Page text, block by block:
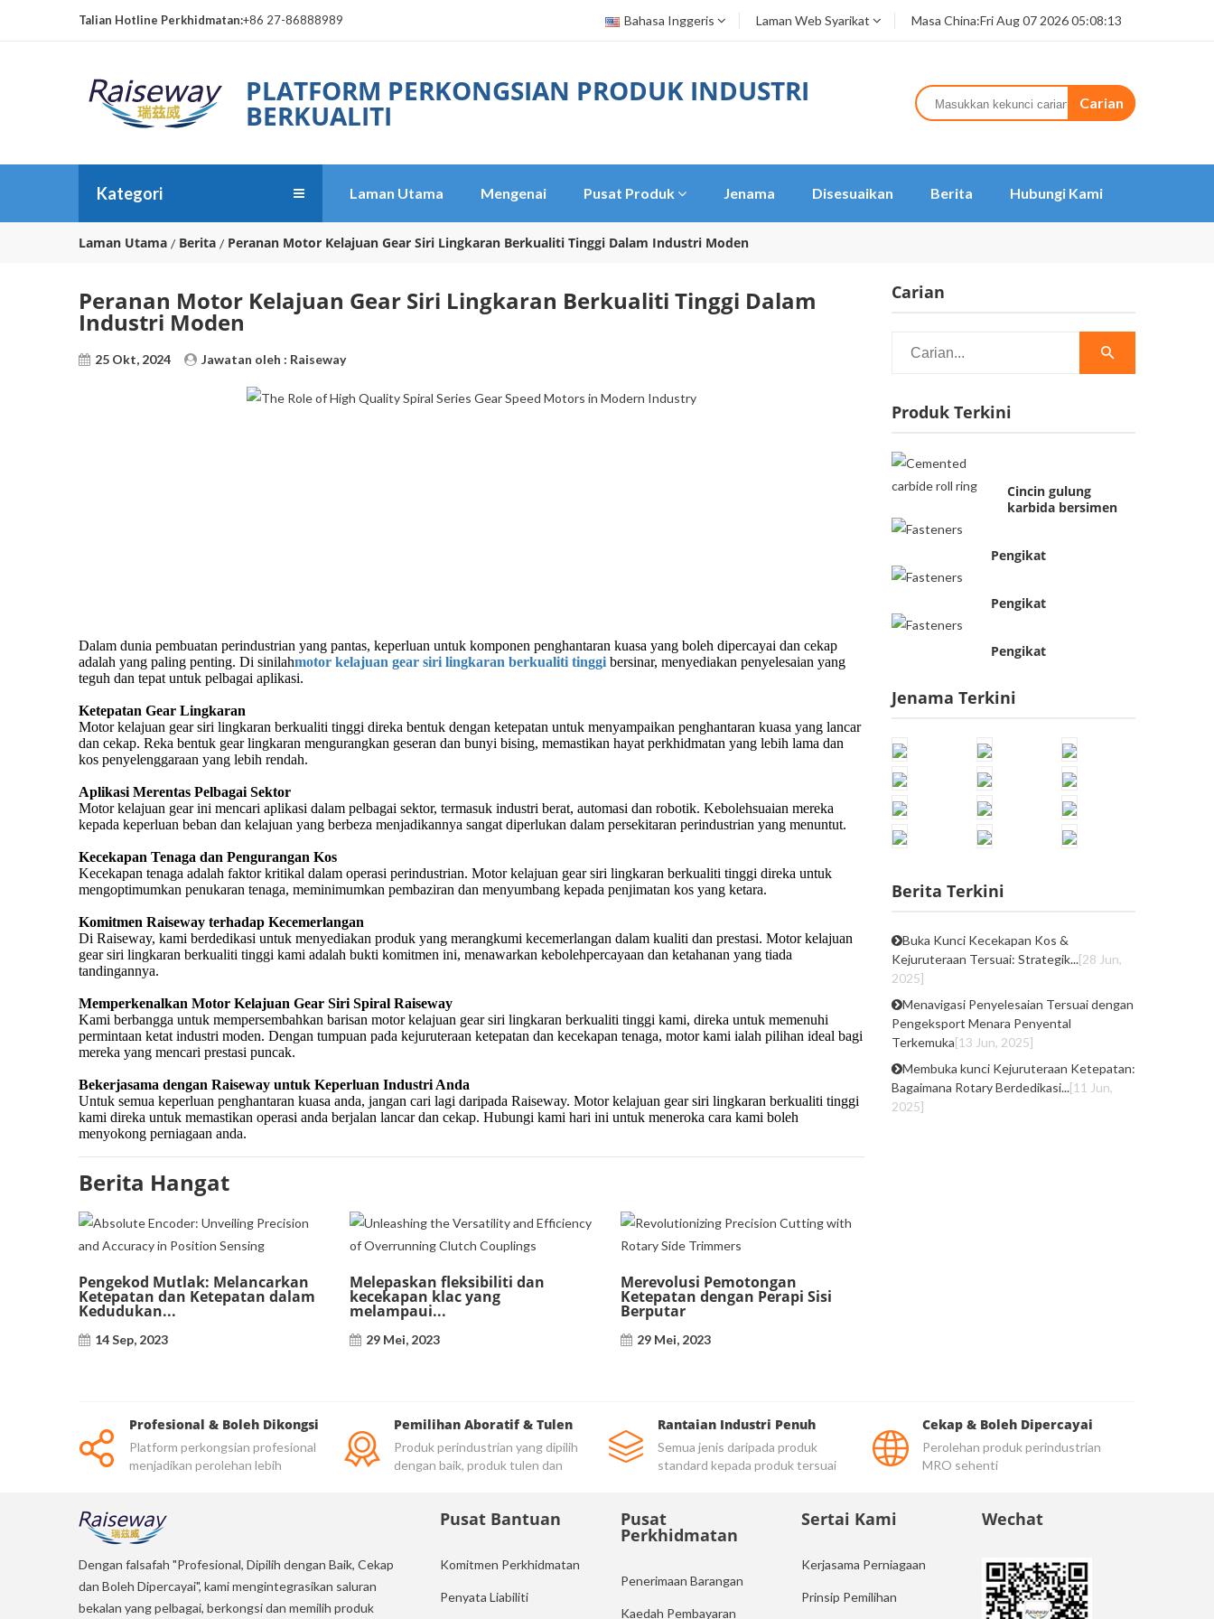
Talian Hotline Perkhidmatan:+86 27-86888989 Bahasa Inggeris Laman Web Syarikat Masa China:Fri Aug 07 2026 05:08:13
PLATFORM PERKONGSIAN PRODUK INDUSTRI
BERKUALITI Carian
Kategori Laman Utama Mengenai Pusat Produk Jenama Disesuaikan Berita Hubungi Kami
Laman Utama Berita Peranan Motor Kelajuan Gear Siri Lingkaran Berkualiti Tinggi Dalam Industri Moden
Peranan Motor Kelajuan Gear Siri Lingkaran Berkualiti Tinggi Dalam
Industri Moden
25 Okt, 2024 Jawatan oleh : Raiseway
Berita Hangat
Pengekod Mutlak: Melancarkan
Ketepatan dan Ketepatan dalam
Kedudukan...
14 Sep, 2023
Melepaskan fleksibiliti dan
kecekapan klac yang
melampaui...
29 Mei, 2023
Merevolusi Pemotongan
Ketepatan dengan Perapi Sisi
Berputar
29 Mei, 2023
Carian
Produk Terkini
Cincin gulung
karbida bersimen
Pengikat
Pengikat
Pengikat
Jenama Terkini
Berita Terkini
Buka Kunci Kecekapan Kos &
Kejuruteraan Tersuai: Strategik...[28 Jun,
2025]
Menavigasi Penyelesaian Tersuai dengan
Pengeksport Menara Penyental
Terkemuka[13 Jun, 2025]
Membuka kunci Kejuruteraan Ketepatan:
Bagaimana Rotary Berdedikasi...[11 Jun,
2025]
Profesional & Boleh Dikongsi
Platform perkongsian profesional
menjadikan perolehan lebih
Pemilihan Aboratif & Tulen
Produk perindustrian yang dipilih
dengan baik, produk tulen dan
Rantaian Industri Penuh
Semua jenis daripada produk
standard kepada produk tersuai
Cekap & Boleh Dipercayai
Perolehan produk perindustrian
MRO sehenti
Dengan falsafah "Profesional, Dipilih dengan Baik, Cekap
dan Boleh Dipercayai", kami mengintegrasikan saluran
bekalan yang pelbagai, berkongsi dan memilih produk
Pusat Bantuan
Komitmen Perkhidmatan
Penyata Liabiliti
Pusat
Perkhidmatan
Penerimaan Barangan
Kaedah Pembayaran
Sertai Kami
Kerjasama Perniagaan
Prinsip Pemilihan
Wechat